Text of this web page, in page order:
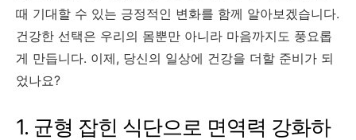
때 기대할 수 있는 긍정적인 변화를 함께 알아보겠습니다.
건강한 선택은 우리의 몸뿐만 아니라 마음까지도 풍요롭
게 만듭니다. 이제, 당신의 일상에 건강을 더할 준비가 되
었나요?
1. 균형 잡힌 식단으로 면역력 강화하